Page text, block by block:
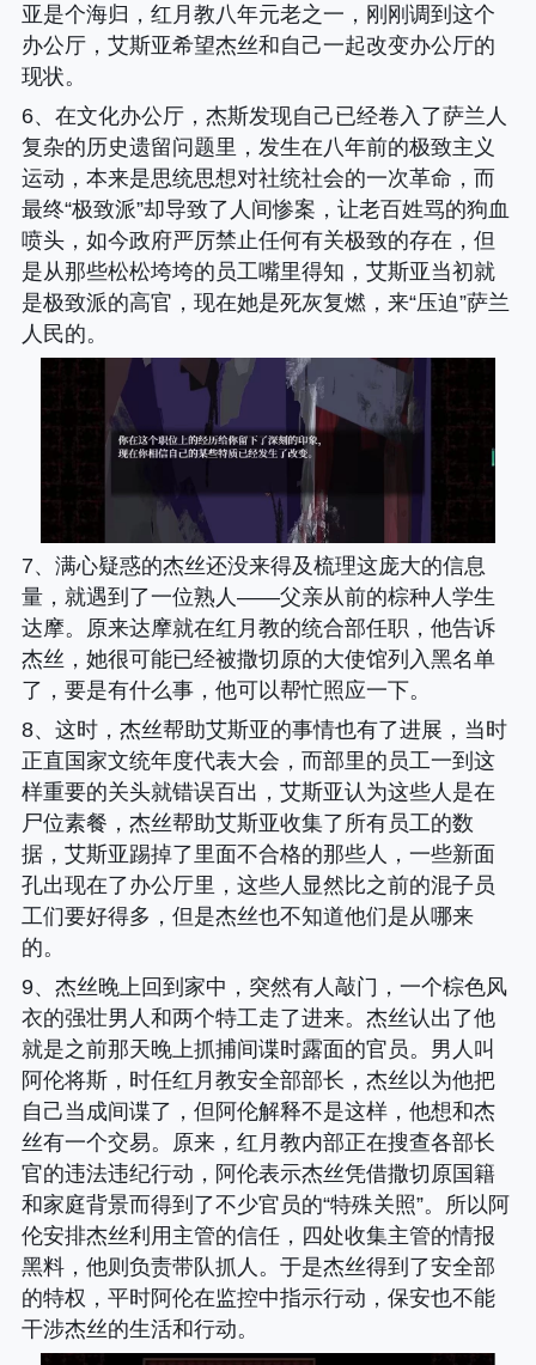
亚是个海归，红月教八年元老之一，刚刚调到这个
办公厅，艾斯亚希望杰丝和自己一起改变办公厅的
现状。
6、在文化办公厅，杰斯发现自己已经卷入了萨兰人
复杂的历史遗留问题里，发生在八年前的极致主义
运动，本来是思统思想对社统社会的一次革命，而
最终“极致派”却导致了人间惨案，让老百姓骂的狗血
喷头，如今政府严厉禁止任何有关极致的存在，但
是从那些松松垮垮的员工嘴里得知，艾斯亚当初就
是极致派的高官，现在她是死灰复燃，来“压迫”萨兰
人民的。
7、满心疑惑的杰丝还没来得及梳理这庞大的信息
量，就遇到了一位熟人——父亲从前的棕种人学生
达摩。原来达摩就在红月教的统合部任职，他告诉
杰丝，她很可能已经被撒切原的大使馆列入黑名单
了，要是有什么事，他可以帮忙照应一下。
8、这时，杰丝帮助艾斯亚的事情也有了进展，当时
正直国家文统年度代表大会，而部里的员工一到这
样重要的关头就错误百出，艾斯亚认为这些人是在
尸位素餐，杰丝帮助艾斯亚收集了所有员工的数
据，艾斯亚踢掉了里面不合格的那些人，一些新面
孔出现在了办公厅里，这些人显然比之前的混子员
工们要好得多，但是杰丝也不知道他们是从哪来
的。
9、杰丝晚上回到家中，突然有人敲门，一个棕色风
衣的强壮男人和两个特工走了进来。杰丝认出了他
就是之前那天晚上抓捕间谍时露面的官员。男人叫
阿伦将斯，时任红月教安全部部长，杰丝以为他把
自己当成间谍了，但阿伦解释不是这样，他想和杰
丝有一个交易。原来，红月教内部正在搜查各部长
官的违法违纪行动，阿伦表示杰丝凭借撒切原国籍
和家庭背景而得到了不少官员的“特殊关照”。所以阿
伦安排杰丝利用主管的信任，四处收集主管的情报
黑料，他则负责带队抓人。于是杰丝得到了安全部
的特权，平时阿伦在监控中指示行动，保安也不能
干涉杰丝的生活和行动。